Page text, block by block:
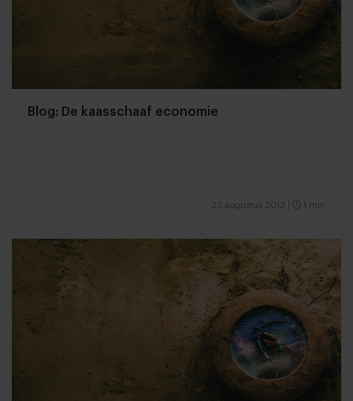
Blog: De kaasschaaf economie
23 augustus 2013 1 min